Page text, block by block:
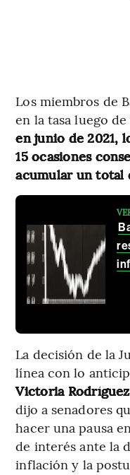
Los miembros de
en la tasa luego de
en junio de 2021,
15 ocasiones
acumular un total
La decisión de la
línea con lo
Victoria
dijo a senadores
hacer una pausa
de interés ante la
inflación y la